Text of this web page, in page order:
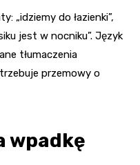
„idziemy do łazienki”,
jest w nocniku”. Język
tłumaczenia
przemowy o
wpadkę